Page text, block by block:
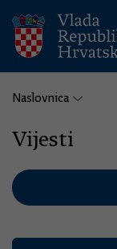
Naslovnica
Vijesti